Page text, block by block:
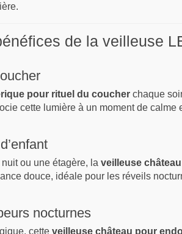
de la veilleuse
pour rituel du coucher chaque
cette lumière à un moment de calme
ou une étagère, la veilleuse
douce, idéale pour les réveils
nocturnes
cette veilleuse château pour